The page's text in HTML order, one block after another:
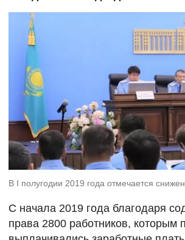
В I полугодии 2019 года отмечается
С начала 2019 года благодаря
права 2800 работников, которым